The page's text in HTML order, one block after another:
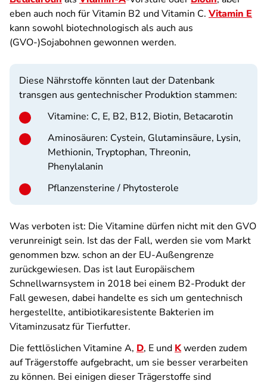
eben auch noch für Vitamin B2 und Vitamin C. Vitamin E
kann sowohl biotechnologisch als auch aus
(GVO-)Sojabohnen gewonnen werden.
Diese Nährstoffe könnten laut der Datenbank
transgen aus gentechnischer Produktion stammen:
Vitamine: C, E, B2, B12, Biotin, Betacarotin
Aminosäuren: Cystein, Glutaminsäure, Lysin,
Methionin, Tryptophan, Threonin,
Phenylalanin
Pflanzensterine / Phytosterole
Was verboten ist: Die Vitamine dürfen nicht mit den GVO
verunreinigt sein. Ist das der Fall, werden sie vom Markt
genommen bzw. schon an der EU-Außengrenze
zurückgewiesen. Das ist laut Europäischem
Schnellwarnsystem in 2018 bei einem B2-Produkt der
Fall gewesen, dabei handelte es sich um gentechnisch
hergestellte, antibiotikaresistente Bakterien im
Vitaminzusatz für Tierfutter.
Die fettlöslichen Vitamine A, D, E und Kwerden zudem
auf Trägerstoffe aufgebracht, um sie besser verarbeiten
zu können. Bei einigen dieser Trägerstoffe sind